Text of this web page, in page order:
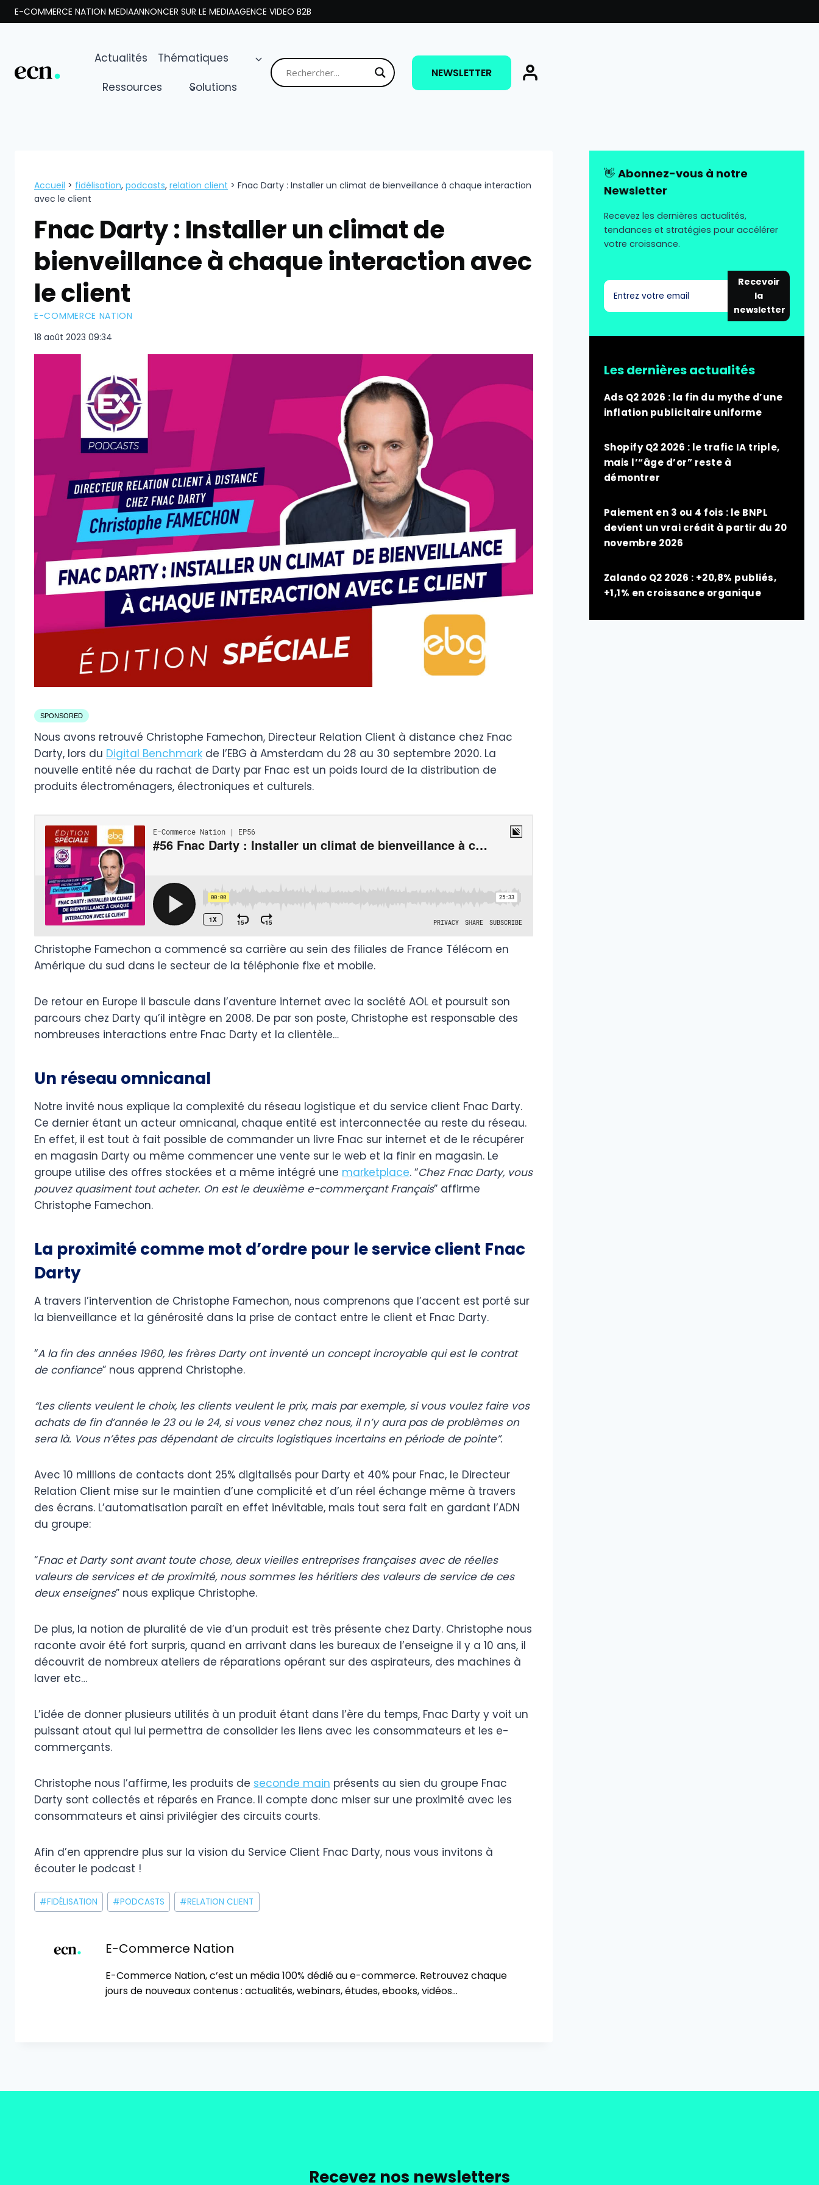
Aller
au
E-COMMERCE NATION MEDIAANNONCER SUR LE MEDIAAGENCE VIDEO B2B
Actualités
Thématiques
Ressources
Solutions
NEWSLETTER
Accueil > fidélisation, podcasts, relation client > Fnac Darty : Installer un climat de bienveillance à chaque interaction
avec le client
Fnac Darty : Installer un climat de
bienveillance à chaque interaction avec
le client
E-COMMERCE NATION
18 août 2023 09:34
SPONSORED
Nous avons retrouvé Christophe Famechon, Directeur Relation Client à distance chez Fnac
Darty, lors du Digital Benchmark de l’EBG à Amsterdam du 28 au 30 septembre 2020. La
nouvelle entité née du rachat de Darty par Fnac est un poids lourd de la distribution de
produits électroménagers, électroniques et culturels.
Christophe Famechon a commencé sa carrière au sein des filiales de France Télécom en
Amérique du sud dans le secteur de la téléphonie fixe et mobile.
De retour en Europe il bascule dans l’aventure internet avec la société AOL et poursuit son
parcours chez Darty qu’il intègre en 2008. De par son poste, Christophe est responsable des
nombreuses interactions entre Fnac Darty et la clientèle…
Un réseau omnicanal
Notre invité nous explique la complexité du réseau logistique et du service client Fnac Darty.
Ce dernier étant un acteur omnicanal, chaque entité est interconnectée au reste du réseau.
En effet, il est tout à fait possible de commander un livre Fnac sur internet et de le récupérer
en magasin Darty ou même commencer une vente sur le web et la finir en magasin. Le
groupe utilise des offres stockées et a même intégré une marketplace. “Chez Fnac Darty, vous
pouvez quasiment tout acheter. On est le deuxième e-commerçant Français” affirme
Christophe Famechon.
La proximité comme mot d’ordre pour le service client Fnac
Darty
A travers l’intervention de Christophe Famechon, nous comprenons que l’accent est porté sur
la bienveillance et la générosité dans la prise de contact entre le client et Fnac Darty.
“A la fin des années 1960, les frères Darty ont inventé un concept incroyable qui est le contrat
de confiance” nous apprend Christophe.
“Les clients veulent le choix, les clients veulent le prix, mais par exemple, si vous voulez faire vos
achats de fin d’année le 23 ou le 24, si vous venez chez nous, il n’y aura pas de problèmes on
sera là. Vous n’êtes pas dépendant de circuits logistiques incertains en période de pointe”.
Avec 10 millions de contacts dont 25% digitalisés pour Darty et 40% pour Fnac, le Directeur
Relation Client mise sur le maintien d’une complicité et d’un réel échange même à travers
des écrans. L’automatisation paraît en effet inévitable, mais tout sera fait en gardant l’ADN
du groupe:
“Fnac et Darty sont avant toute chose, deux vieilles entreprises françaises avec de réelles
valeurs de services et de proximité, nous sommes les héritiers des valeurs de service de ces
deux enseignes” nous explique Christophe.
De plus, la notion de pluralité de vie d’un produit est très présente chez Darty. Christophe nous
raconte avoir été fort surpris, quand en arrivant dans les bureaux de l’enseigne il y a 10 ans, il
découvrit de nombreux ateliers de réparations opérant sur des aspirateurs, des machines à
laver etc…
L’idée de donner plusieurs utilités à un produit étant dans l’ère du temps, Fnac Darty y voit un
puissant atout qui lui permettra de consolider les liens avec les consommateurs et les e-
commerçants.
Christophe nous l’affirme, les produits de seconde main présents au sien du groupe Fnac
Darty sont collectés et réparés en France. Il compte donc miser sur une proximité avec les
consommateurs et ainsi privilégier des circuits courts.
Afin d’en apprendre plus sur la vision du Service Client Fnac Darty, nous vous invitons à
écouter le podcast !
Étiquettes
de
publication :
#FIDÉLISATION #PODCASTS #RELATION CLIENT
E-Commerce Nation
E-Commerce Nation, c’est un média 100% dédié au e-commerce. Retrouvez chaque
jours de nouveaux contenus : actualités, webinars, études, ebooks, vidéos…
👋 Abonnez-vous à notre
Newsletter
Recevez les dernières actualités,
tendances et stratégies pour accélérer
votre croissance.
Recevoir
la
newsletter
Les dernières actualités
Ads Q2 2026 : la fin du mythe d’une
inflation publicitaire uniforme
Shopify Q2 2026 : le trafic IA triple,
mais l’“âge d’or” reste à
démontrer
Paiement en 3 ou 4 fois : le BNPL
devient un vrai crédit à partir du 20
novembre 2026
Zalando Q2 2026 : +20,8% publiés,
+1,1% en croissance organique
Recevez nos newsletters